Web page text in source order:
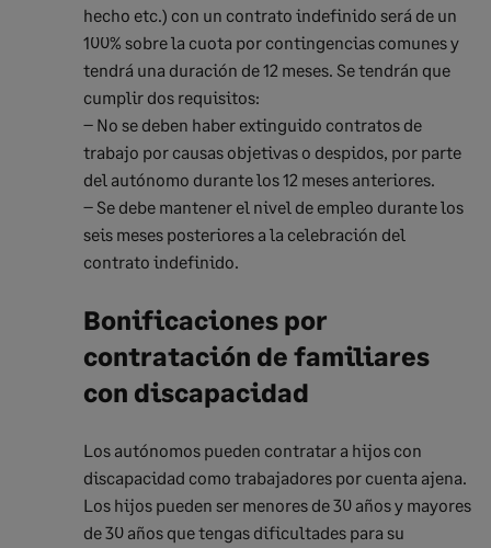
hecho etc.) con un contrato indefinido será de un
100% sobre la cuota por contingencias comunes y
tendrá una duración de 12 meses. Se tendrán que
cumplir dos requisitos:
– No se deben haber extinguido contratos de
trabajo por causas objetivas o despidos, por parte
del autónomo durante los 12 meses anteriores.
– Se debe mantener el nivel de empleo durante los
seis meses posteriores a la celebración del
contrato indefinido.
Bonificaciones por
contratación de familiares
con discapacidad
Los autónomos pueden contratar a hijos con
discapacidad como trabajadores por cuenta ajena.
Los hijos pueden ser menores de 30 años y mayores
de 30 años que tengas dificultades para su